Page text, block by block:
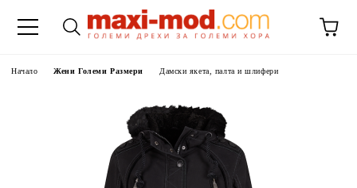
Начало Жени Големи Размери Дамски якета, палта и шлифери